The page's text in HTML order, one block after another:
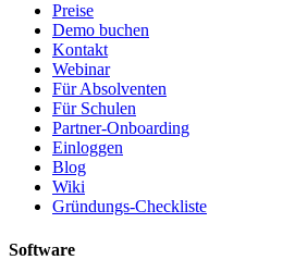
Preise
Demo buchen
Kontakt
Webinar
Für Absolventen
Für Schulen
Partner-Onboarding
Einloggen
Blog
Wiki
Gründungs-Checkliste
Software